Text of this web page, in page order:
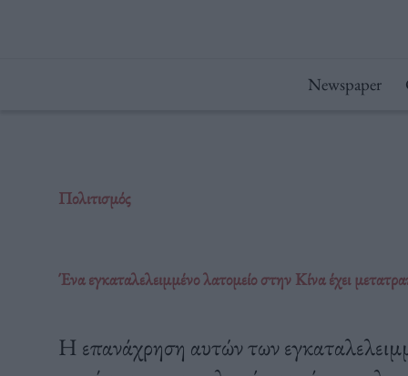
Newspaper
Πολιτισμός
Ένα εγκαταλελειμμένο λατομείο στην Κίνα έχει
Η επανάχρηση αυτών των